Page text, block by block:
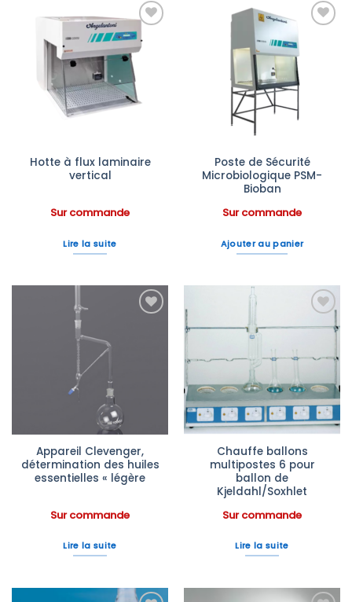
Ajouter
à la liste
d’envies
Hotte à flux laminaire
vertical
Sur commande
Lire la suite
Ajouter
à la liste
d’envies
Poste de Sécurité
Microbiologique PSM-
Bioban
Sur commande
Ajouter au panier
Appareil Clevenger,
détermination des huiles
essentielles « légère
Sur commande
Lire la suite
à la liste
Chauffe ballons
multipostes 6 pour
ballon de
Kjeldahl/Soxhlet
Sur commande
Lire la suite